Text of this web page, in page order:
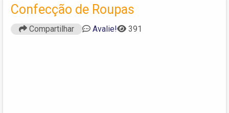
Confecção de Roupas
Compartilhar Avalie! 391